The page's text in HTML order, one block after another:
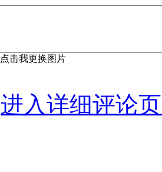
进入详细评论